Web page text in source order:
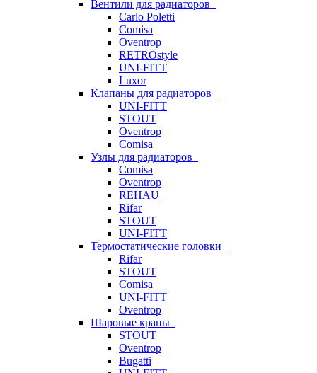
Вентили для радиаторов
Carlo Poletti
Comisa
Oventrop
RETROstyle
UNI-FITT
Luxor
Клапаны для радиаторов
UNI-FITT
STOUT
Oventrop
Comisa
Узлы для радиаторов
Comisa
Oventrop
REHAU
Rifar
STOUT
UNI-FITT
Термостатические головки
Rifar
STOUT
Comisa
UNI-FITT
Oventrop
Шаровые краны
STOUT
Oventrop
Bugatti